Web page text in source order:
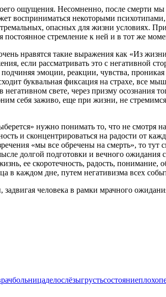
ощущения. Несомненно, после смерти
восприниматься некоторыми
опасных для жизни условиях.
стремление к ней и в тот же
нравятся такие выражения как «Из
если рассматривать это с негативной
эмоции, реакции, чувства,
буквальная фиксация на страхе, все
свете, через призму осознания
себя заживо, еще при жизни, не
нужно понимать то, что не смотря
и сконцентрироваться на радости от
«мы все обречены на смерть», то
долгой подготовки и вечного ожидания
ее скоротечность, радость,
в каждом дне, путем негативизма всех
человека в рамки мрачного
больницаделослёзыгрустьсостояниеплохо